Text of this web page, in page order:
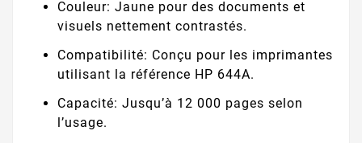
Couleur: Jaune pour des documents et
visuels nettement contrastés.
Compatibilité: Conçu pour les imprimantes
utilisant la référence HP 644A.
Capacité: Jusqu’à 12 000 pages selon
l’usage.